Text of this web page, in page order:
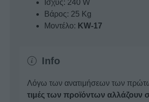
Ισχύς: 240 W
Βάρος: 25 Kg
Μοντέλο: KW-17
Info
Λόγω των ανατιμήσεων των
τιμές των προϊόντων αλλάζουν